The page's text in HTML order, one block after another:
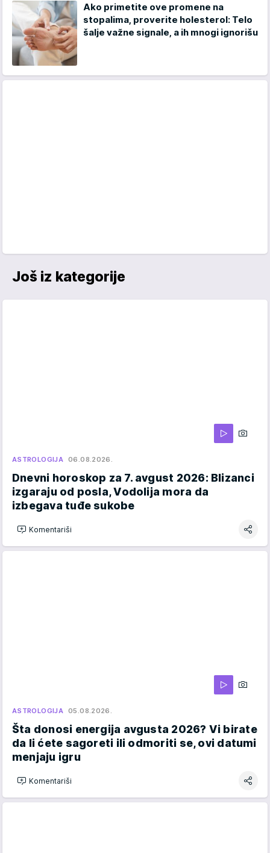
Ako primetite ove promene na
stopalima, proverite holesterol: Telo
šalje važne signale, a ih mnogi ignorišu
Još iz kategorije
ASTROLOGIJA 06.08.2026.
Dnevni horoskop za 7. avgust 2026: Blizanci
izgaraju od posla, Vodolija mora da
izbegava tuđe sukobe
Komentariši
ASTROLOGIJA 05.08.2026.
Šta donosi energija avgusta 2026? Vi birate
da li ćete sagoreti ili odmoriti se, ovi datumi
menjaju igru
Komentariši